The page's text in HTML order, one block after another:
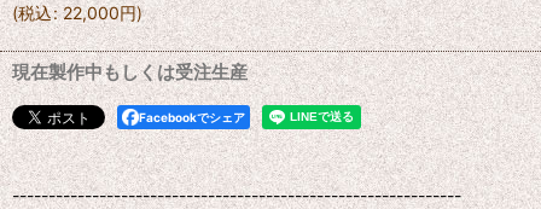
(税込: 22,000円)
現在製作中もしくは受注生産
Facebookでシェア
--------------------------------------------------------------